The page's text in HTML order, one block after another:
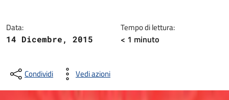
Data:
14 Dicembre, 2015
Tempo di lettura:
< 1 minuto
Condividi Vedi azioni